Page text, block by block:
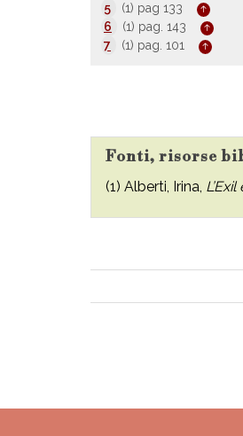
5
(1) pag 133
6
(1) pag. 143
7
(1) pag. 101
Fonti, risorse
(1) Alberti, Irina,